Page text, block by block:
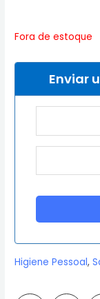
Fora de estoque
Enviar
Higiene Pessoal,